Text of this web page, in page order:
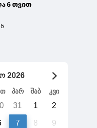
6 თვით
2026
პარ შაბ კვი
31 1 2
7 8 9